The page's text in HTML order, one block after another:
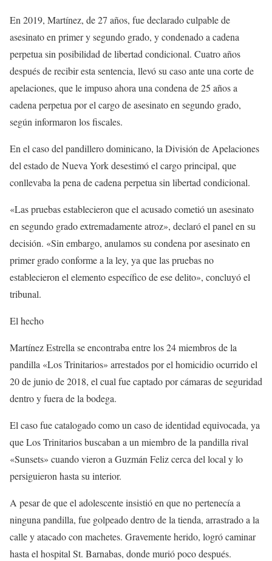
En 2019, Martínez, de 27 años, fue declarado culpable de
asesinato en primer y segundo grado, y condenado a cadena
perpetua sin posibilidad de libertad condicional. Cuatro años
después de recibir esta sentencia, llevó su caso ante una corte de
apelaciones, que le impuso ahora una condena de 25 años a
cadena perpetua por el cargo de asesinato en segundo grado,
según informaron los fiscales.
En el caso del pandillero dominicano, la División de Apelaciones
del estado de Nueva York desestimó el cargo principal, que
conllevaba la pena de cadena perpetua sin libertad condicional.
«Las pruebas establecieron que el acusado cometió un asesinato
en segundo grado extremadamente atroz», declaró el panel en su
decisión. «Sin embargo, anulamos su condena por asesinato en
primer grado conforme a la ley, ya que las pruebas no
establecieron el elemento específico de ese delito», concluyó el
tribunal.
El hecho
Martínez Estrella se encontraba entre los 24 miembros de la
pandilla «Los Trinitarios» arrestados por el homicidio ocurrido el
20 de junio de 2018, el cual fue captado por cámaras de seguridad
dentro y fuera de la bodega.
El caso fue catalogado como un caso de identidad equivocada, ya
que Los Trinitarios buscaban a un miembro de la pandilla rival
«Sunsets» cuando vieron a Guzmán Feliz cerca del local y lo
persiguieron hasta su interior.
A pesar de que el adolescente insistió en que no pertenecía a
ninguna pandilla, fue golpeado dentro de la tienda, arrastrado a la
calle y atacado con machetes. Gravemente herido, logró caminar
hasta el hospital St. Barnabas, donde murió poco después.